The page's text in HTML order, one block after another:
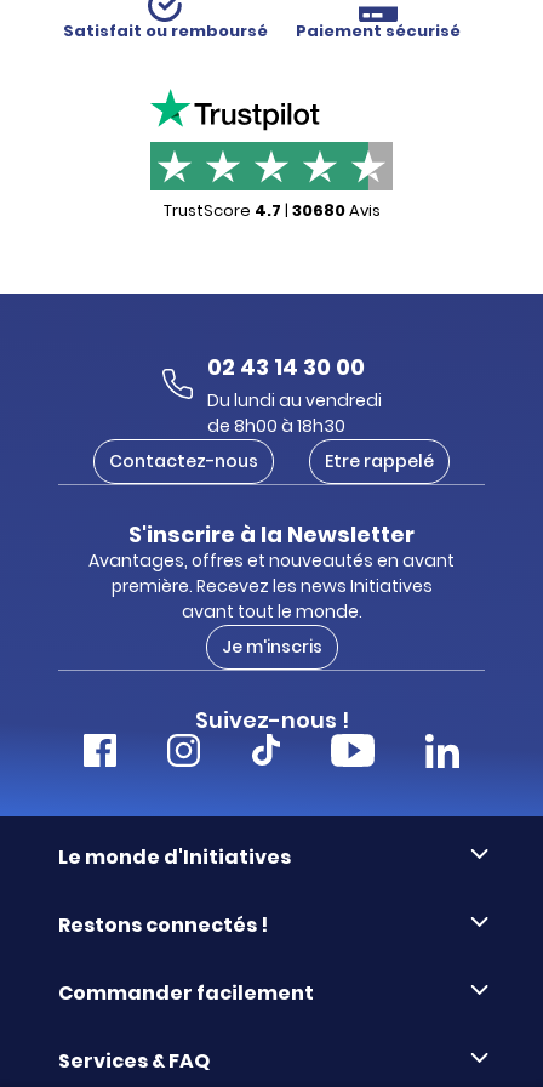
Satisfait ou remboursé Paiement sécurisé
TrustScore 4.7 | 30680Avis
02 43 14 30 00
Du lundi au vendredi
de 8h00 à 18h30
Contactez-nous
Etre rappelé
S'inscrire à la Newsletter
Avantages, offres et nouveautés en avant
première. Recevez les news Initiatives
avant tout le monde.
Je m'inscris
Suivez-nous !
Le monde d'Initiatives
Enquête de satisfaction
Restons connectés !
La newsletter
Commander facilement
Services & FAQ